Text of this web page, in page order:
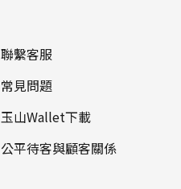
聯繫客服
常見問題
玉山Wallet下載
公平待客與顧客關係